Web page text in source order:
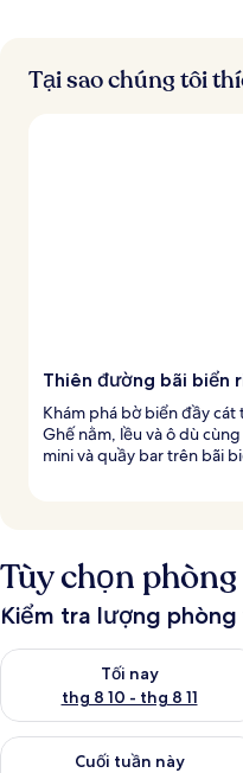
Tại sao chúng tôi
Thiên đường bãi biển
Khám phá bờ biển đầy cát
Ghế nằm, lều và ô dù
mini và quầy bar trên bãi
Tùy chọn phòng
Kiểm tra lượng
Tối nay
thg 8 10 - thg 8 11
Kiểm tra lượng phòng tối
Cuối tuần này
Kiểm tra lượng phòng cuối